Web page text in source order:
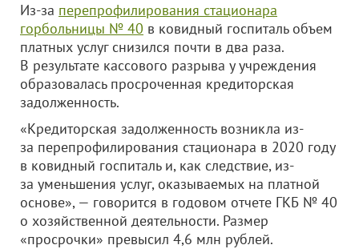
Из-за перепрофилирования стационара
горбольницы № 40 в ковидный госпиталь объем
платных услуг снизился почти в два раза.
В результате кассового разрыва у учреждения
образовалась просроченная кредиторская
задолженность.
«Кредиторская задолженность возникла из-
за перепрофилирования стационара в 2020 году
в ковидный госпиталь и, как следствие, из-
за уменьшения услуг, оказываемых на платной
основе», — говорится в годовом отчете ГКБ № 40
о хозяйственной деятельности. Размер
«просрочки» превысил 4,6 млн рублей.